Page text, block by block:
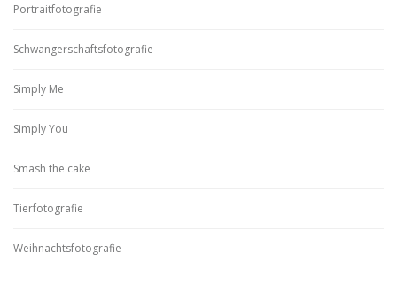
Portraitfotografie
Schwangerschaftsfotografie
Simply Me
Simply You
Smash the cake
Tierfotografie
Weihnachtsfotografie